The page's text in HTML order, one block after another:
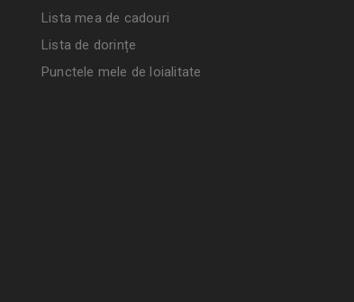
Lista mea de cadouri
Lista de dorințe
Punctele mele de loialitate